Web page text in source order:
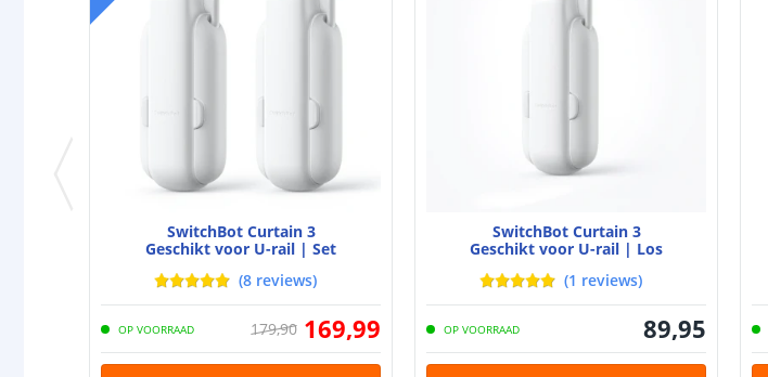
SwitchBot Curtain 3
Geschikt voor U-rail | Set
(8 reviews)
OP VOORRAAD 179,90 169,99
SwitchBot Curtain 3
Geschikt voor U-rail | Los
(1 reviews)
OP VOORRAAD 89,95